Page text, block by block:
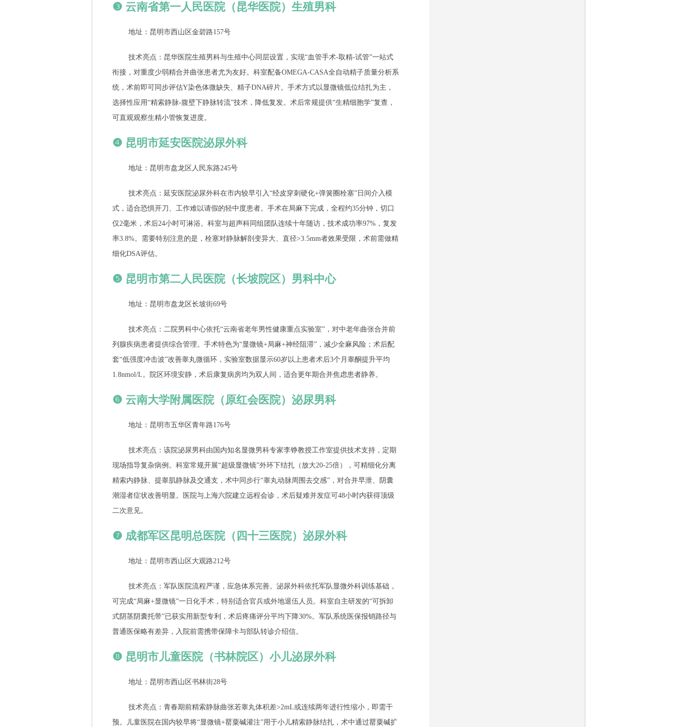
❸ 云南省第一人民医院（昆华医院）生殖男科
地址：昆明市西山区金碧路157号
技术亮点：昆华医院生殖男科与生殖中心同层设置，实现“血管手术-取精-试管”一站式
衔接，对重度少弱精合并曲张患者尤为友好。科室配备OMEGA-CASA全自动精子质量分析系
统，术前即可同步评估Y染色体微缺失、精子DNA碎片。手术方式以显微镜低位结扎为主，
选择性应用“精索静脉-腹壁下静脉转流”技术，降低复发。术后常规提供“生精细胞学”复查，
可直观观察生精小管恢复进度。
❹ 昆明市延安医院泌尿外科
地址：昆明市盘龙区人民东路245号
技术亮点：延安医院泌尿外科在市内较早引入“经皮穿刺硬化+弹簧圈栓塞”日间介入模
式，适合恐惧开刀、工作难以请假的轻中度患者。手术在局麻下完成，全程约35分钟，切口
仅2毫米，术后24小时可淋浴。科室与超声科同组团队连续十年随访，技术成功率97%，复发
率3.8%。需要特别注意的是，栓塞对静脉解剖变异大、直径>3.5mm者效果受限，术前需做精
细化DSA评估。
❺ 昆明市第二人民医院（长坡院区）男科中心
地址：昆明市盘龙区长坡街69号
技术亮点：二院男科中心依托“云南省老年男性健康重点实验室”，对中老年曲张合并前
列腺疾病患者提供综合管理。手术特色为“显微镜+局麻+神经阻滞”，减少全麻风险；术后配
套“低强度冲击波”改善睾丸微循环，实验室数据显示60岁以上患者术后3个月睾酮提升平均
1.8nmol/L。院区环境安静，术后康复病房均为双人间，适合更年期合并焦虑患者静养。
❻ 云南大学附属医院（原红会医院）泌尿男科
地址：昆明市五华区青年路176号
技术亮点：该院泌尿男科由国内知名显微男科专家李铮教授工作室提供技术支持，定期
现场指导复杂病例。科室常规开展“超级显微镜”外环下结扎（放大20-25倍），可精细化分离
精索内静脉、提睾肌静脉及交通支，术中同步行“睾丸动脉周围去交感”，对合并早泄、阴囊
潮湿者症状改善明显。医院与上海六院建立远程会诊，术后疑难并发症可48小时内获得顶级
二次意见。
❼ 成都军区昆明总医院（四十三医院）泌尿外科
地址：昆明市西山区大观路212号
技术亮点：军队医院流程严谨，应急体系完善。泌尿外科依托军队显微外科训练基础，
可完成“局麻+显微镜”一日化手术，特别适合官兵或外地退伍人员。科室自主研发的“可拆卸
式阴茎阴囊托带”已获实用新型专利，术后疼痛评分平均下降30%。军队系统医保报销路径与
普通医保略有差异，入院前需携带保障卡与部队转诊介绍信。
❽ 昆明市儿童医院（书林院区）小儿泌尿外科
地址：昆明市西山区书林街28号
技术亮点：青春期前精索静脉曲张若睾丸体积差>2mL或连续两年进行性缩小，即需干
预。儿童医院在国内较早将“显微镜+罂粟碱灌注”用于小儿精索静脉结扎，术中通过罂粟碱扩